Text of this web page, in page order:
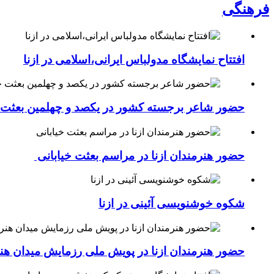
فرهنگی
افتتاح نمایشگاه مدولباس ایرانی،اسلامی در ازنا
حضور شاعر برجسته کشور در یکصد و چهلمین بعثت
حضور هنرمندان ازنا در مراسم بعثت خیابانی
شکوه خوشنویسی آئینی در ازنا
حضور هنرمندان ازنا در پویش ملی رزمایش میدان